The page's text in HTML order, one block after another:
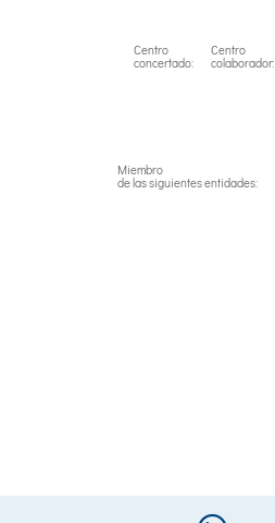
Centro
concertado:
Centro
colaborador:
Miembro
de las siguientes entidades: